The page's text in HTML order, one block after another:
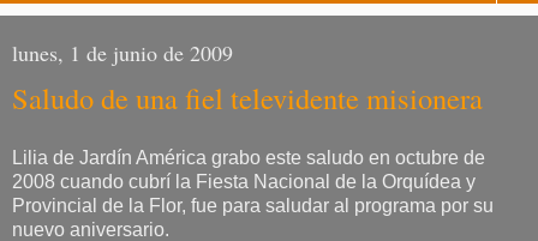
lunes, 1 de junio de 2009
Saludo de una fiel televidente misionera
Lilia de Jardín América grabo este saludo en octubre de
2008 cuando cubrí la Fiesta Nacional de la Orquídea y
Provincial de la Flor, fue para saludar al programa por su
nuevo aniversario.